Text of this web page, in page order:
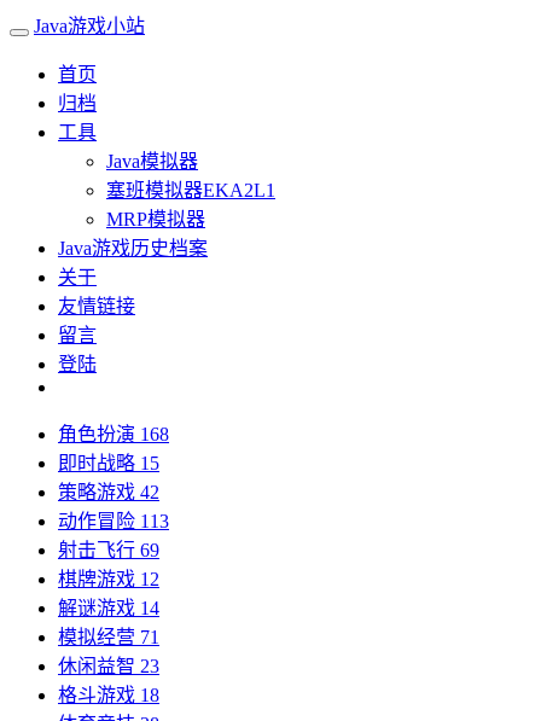
Java游戏小站
首页
归档
工具
Java模拟器
塞班模拟器EKA2L1
MRP模拟器
Java游戏历史档案
关于
友情链接
留言
登陆
角色扮演 168
即时战略 15
策略游戏 42
动作冒险 113
射击飞行 69
棋牌游戏 12
解谜游戏 14
模拟经营 71
休闲益智 23
格斗游戏 18